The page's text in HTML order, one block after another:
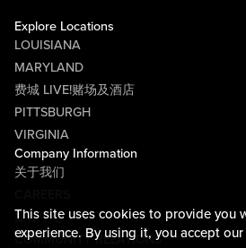
This site uses cookies to provide you
experience. By using it, you accept our
Explore Locations
LOUISIANA
MARYLAND
费城 LIVE!赌场及酒店
PITTSBURGH
VIRGINIA
Company Information
关于我们
媒体中心
COMMUNITY RELATIONS